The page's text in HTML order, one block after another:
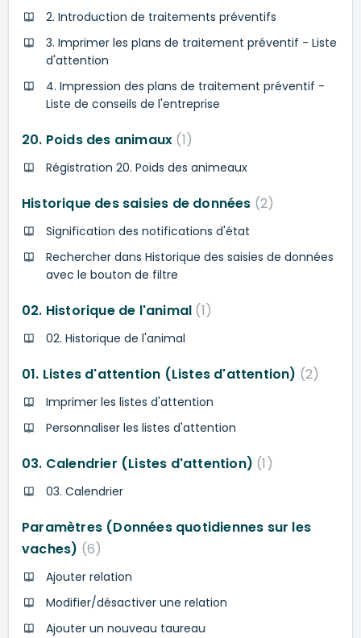
2. Introduction de traitements préventifs
3. Imprimer les plans de traitement préventif - Liste
d'attention
4. Impression des plans de traitement préventif -
Liste de conseils de l'entreprise
20. Poids des animaux 1
Régistration 20. Poids des animeaux
Historique des saisies de données 2
Signification des notifications d'état
Rechercher dans Historique des saisies de données
avec le bouton de filtre
02. Historique de l'animal 1
02. Historique de l'animal
01. Listes d'attention (Listes d'attention) 2
Imprimer les listes d'attention
Personnaliser les listes d'attention
03. Calendrier (Listes d'attention) 1
03. Calendrier
Paramètres (Données quotidiennes sur les
vaches) 6
Ajouter relation
Modifier/désactiver une relation
Ajouter un nouveau taureau